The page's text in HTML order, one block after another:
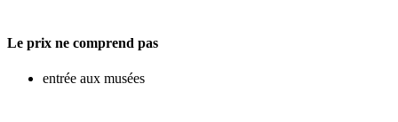
Le prix ne comprend pas
entrée aux musées